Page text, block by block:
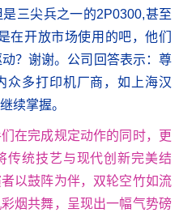
三尖兵之一的2P0300,甚至
在开放市场使用的吧，他们
？谢谢。公司回答表示：尊
众多打印机厂商，如上海汉
续掌握。
在完成规定动作的同时，更
传统技艺与现代创新完美结
以鼓阵为伴，双轮空竹如流
烟共舞，呈现出一幅气势磅